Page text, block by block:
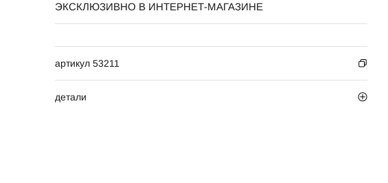
ЭКСКЛЮЗИВНО В ИНТЕРНЕТ-МАГАЗИНЕ
артикул 53211
детали